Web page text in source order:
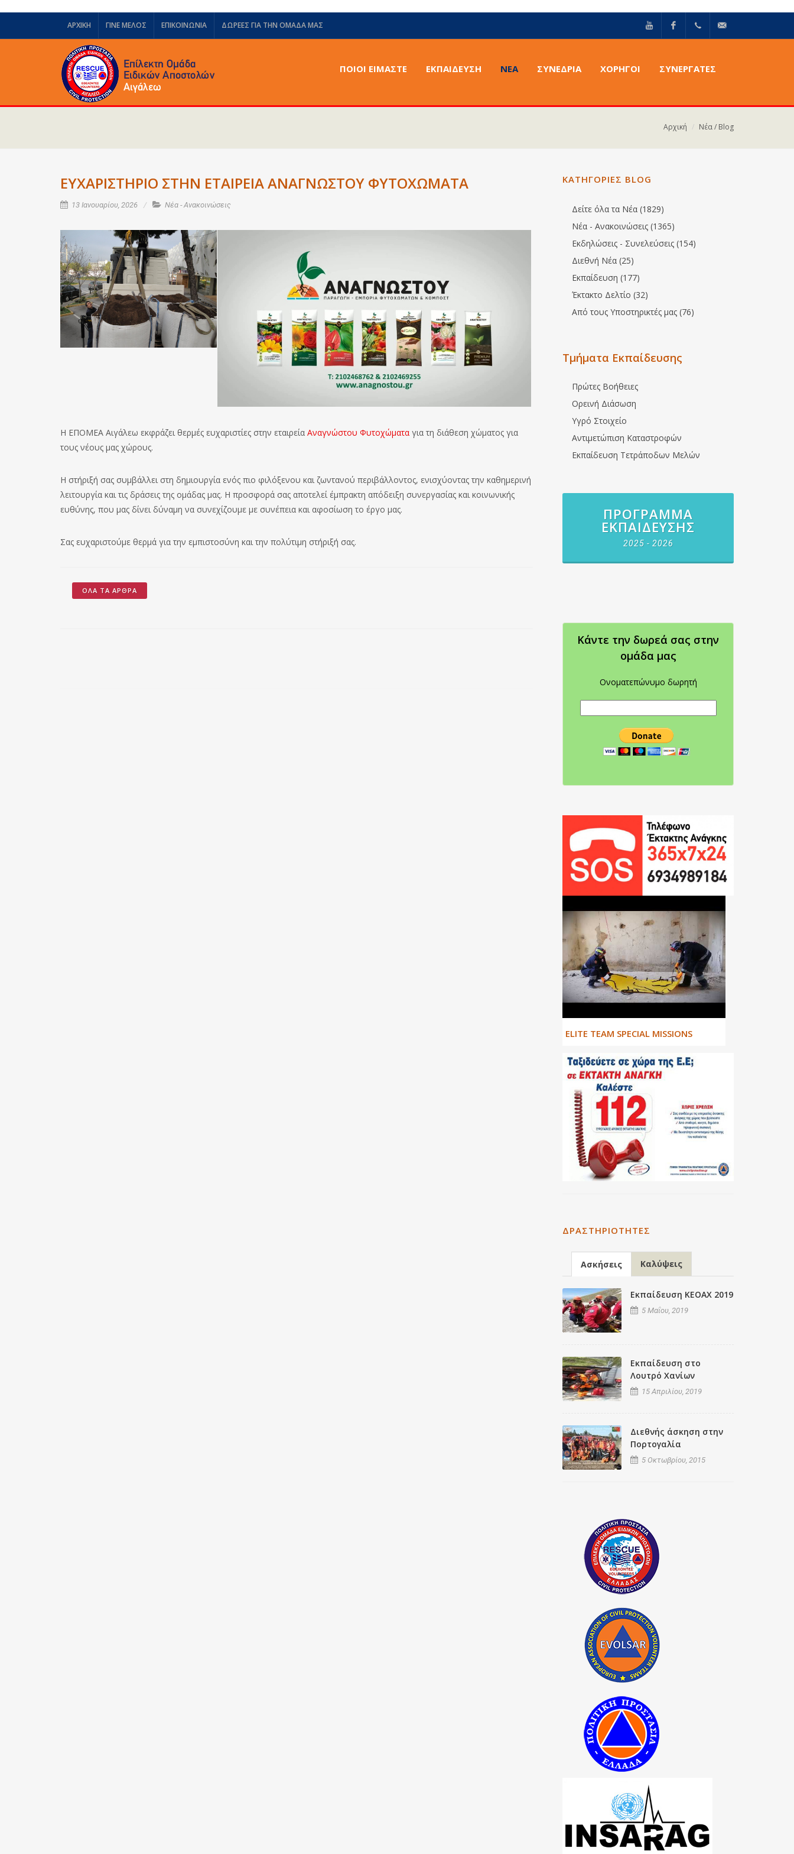
ΑΡΧΙΚΗ ΓΙΝΕ ΜΕΛΟΣ ΕΠΙΚΟΙΝΩΝΙΑ ΔΩΡΕΈΣ ΓΙΑ ΤΗΝ ΟΜΆΔΑ ΜΑΣ
ΠΟΙΟΙ ΕΙΜΑΣΤΕ ΕΚΠΑΙΔΕΥΣΗ ΝΈΑ ΣΥΝΈΔΡΙΑ ΧΟΡΗΓΟΙ ΣΥΝΕΡΓΑΤΕΣ
Αρχική Νέα / Blog
ΕΥΧΑΡΙΣΤΗΡΙΟ ΣΤΗΝ ΕΤΑΙΡΕΙΑ ΑΝΑΓΝΩΣΤΟΥ ΦΥΤΟΧΩΜΑΤΑ
13 Ιανουαρίου, 2026 Νέα - Ανακοινώσεις
Η ΕΠΟΜΕΑ Αιγάλεω εκφράζει θερμές ευχαριστίες στην εταιρεία Αναγνώστου Φυτοχώματα για τη διάθεση χώματος για
τους νέους μας χώρους.
Η στήριξή σας συμβάλλει στη δημιουργία ενός πιο φιλόξενου και ζωντανού περιβάλλοντος, ενισχύοντας την καθημερινή
λειτουργία και τις δράσεις της ομάδας μας. Η προσφορά σας αποτελεί έμπρακτη απόδειξη συνεργασίας και κοινωνικής
ευθύνης, που μας δίνει δύναμη να συνεχίζουμε με συνέπεια και αφοσίωση το έργο μας.
Σας ευχαριστούμε θερμά για την εμπιστοσύνη και την πολύτιμη στήριξή σας.
ΌΛΑ ΤΑ ΆΡΘΡΑ
ΚΑΤΗΓΟΡΙΕΣ BLOG
Δείτε όλα τα Νέα (1829)
Νέα - Ανακοινώσεις (1365)
Εκδηλώσεις - Συνελεύσεις (154)
Διεθνή Νέα (25)
Εκπαίδευση (177)
Έκτακτο Δελτίο (32)
Από τους Υποστηρικτές μας (76)
Τμήματα Εκπαίδευσης
Πρώτες Βοήθειες
Ορεινή Διάσωση
Υγρό Στοιχείο
Αντιμετώπιση Καταστροφών
Εκπαίδευση Τετράποδων Μελών
ΠΡΌΓΡΑΜΜΑ
ΕΚΠΑΊΔΕΥΣΗΣ
2025 - 2026
Κάντε την δωρεά σας στην
oμάδα μας
Ονοματεπώνυμο δωρητή
ΕLITE TEAM SPECIAL MISSIONS
ΔΡΑΣΤΗΡΙΌΤΗΤΕΣ
Ασκήσεις Καλύψεις
Εκπαίδευση ΚΕΟΑΧ 2019
5 Μαΐου, 2019
Εκπαίδευση στο
Λουτρό Χανίων
15 Απριλίου, 2019
Διεθνής άσκηση στην
Πορτογαλία
5 Οκτωβρίου, 2015